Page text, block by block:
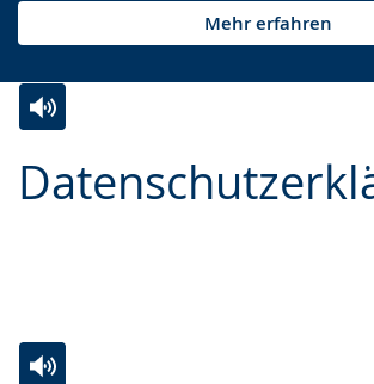
Mehr erfahren
Leichten
Audio-
Video
angezeigt.